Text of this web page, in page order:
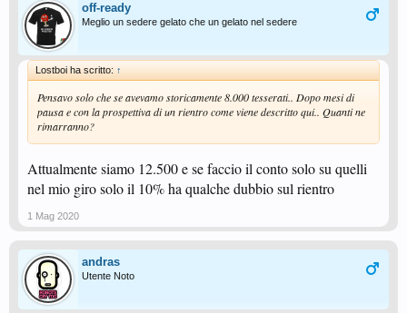
off-ready
Meglio un sedere gelato che un gelato nel sedere
Lostboi ha scritto: ↑
Pensavo solo che se avevamo storicamente 8.000 tesserati.. Dopo mesi di
pausa e con la prospettiva di un rientro come viene descritto qui.. Quanti ne
rimarranno?
Attualmente siamo 12.500 e se faccio il conto solo su quelli
nel mio giro solo il 10% ha qualche dubbio sul rientro
1 Mag 2020
andras
Utente Noto